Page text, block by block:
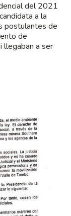
del 2021
a la
postulantes de
de
llegaban a ser